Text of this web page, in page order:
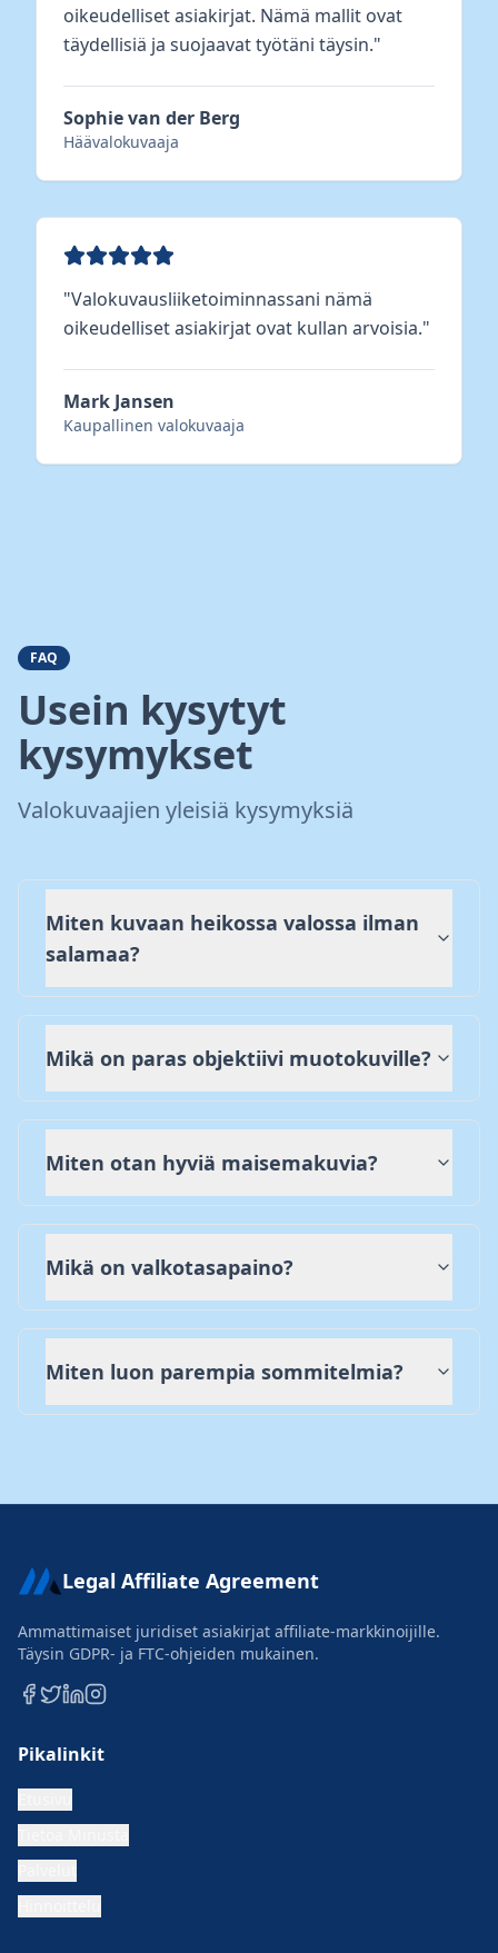
oikeudelliset asiakirjat. Nämä mallit ovat
täydellisiä ja suojaavat työtäni täysin."
Sophie van der Berg
Häävalokuvaaja
"Valokuvausliiketoiminnassani nämä
oikeudelliset asiakirjat ovat kullan arvoisia."
Mark Jansen
Kaupallinen valokuvaaja
FAQ
Usein kysytyt
kysymykset
Valokuvaajien yleisiä kysymyksiä
Miten kuvaan heikossa valossa ilman
salamaa?
Mikä on paras objektiivi muotokuville?
Miten otan hyviä maisemakuvia?
Mikä on valkotasapaino?
Miten luon parempia sommitelmia?
Legal Affiliate Agreement
Ammattimaiset juridiset asiakirjat affiliate-markkinoijille.
Täysin GDPR- ja FTC-ohjeiden mukainen.
Pikalinkit